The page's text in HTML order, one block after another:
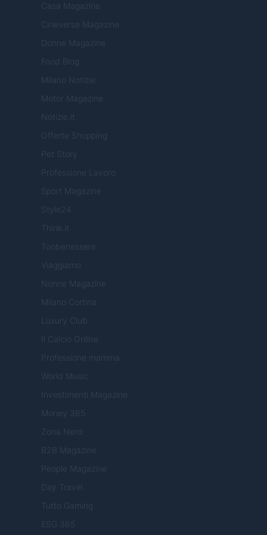
Casa Magazine
Cineverse Magazine
Donne Magazine
Food Blog
Milano Notizie
Motor Magazine
Notizie.it
Offerte Shopping
Pet Story
Professione Lavoro
Sport Magazine
Style24
Think.it
Tuobenessere
Viaggiamo
Nonne Magazine
Milano Cortina
Luxury Club
Il Calcio Online
Professione mamma
World Music
Investimenti Magazine
Money 365
Zona Nerd
B2B Magazine
People Magazine
Day Travel
Tutto Gaming
ESG 365